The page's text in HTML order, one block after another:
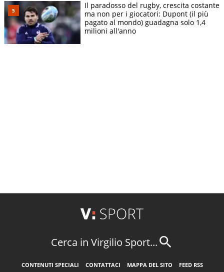
Il paradosso del rugby, crescita costante
ma non per i giocatori: Dupont (il più
pagato al mondo) guadagna solo 1,4
milioni all'anno
Cerca in Virgilio Sport...
CONTENUTI SPECIALI CONTATTACI MAPPA DEL SITO
FEED RSS